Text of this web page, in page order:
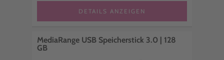
DETAILS ANZEIGEN
MediaRange USB Speicherstick 3.0 | 128
GB